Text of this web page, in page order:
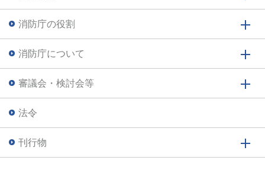
消防庁の役割
消防庁について
審議会・検討会等
法令
刊行物